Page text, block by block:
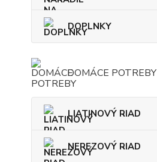
DOPLNKY
DOMÁCE POTREBY
LIATINOVÝ RIAD
NEREZOVÝ RIAD